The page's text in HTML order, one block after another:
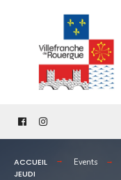
content
ACCUEIL Events
JEUDI